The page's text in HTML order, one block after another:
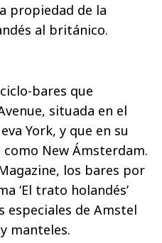
propiedad de la
al británico.
bares que
situada en el
York, y que en su
New Ámsterdam.
los bares por
‘El trato holandés’
especiales de Amstel
manteles.